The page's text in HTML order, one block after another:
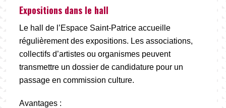
Expositions dans le hall
Le hall de l’Espace Saint-Patrice accueille
régulièrement des expositions. Les associations,
collectifs d’artistes ou organismes peuvent
transmettre un dossier de candidature pour un
passage en commission culture.
Avantages :